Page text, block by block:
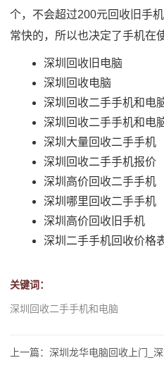
个，不会超过200元回收旧手
常快的，所以也决定了手机在
深圳回收旧电脑
深圳回收电脑
深圳回收二手手机和电
深圳回收二手手机和电
深圳大量回收二手手机
深圳回收二手手机报价
深圳高价回收二手手机
深圳哪里回收二手手机
深圳高价回收旧手机
深圳二手手机回收价格
关键词：
深圳回收二手手机和电脑
上一篇：深圳龙华电脑回收上门_